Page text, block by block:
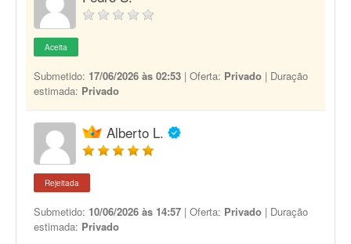
Aceita
Submetido: 17/06/2026 às 02:53 | Oferta: Privado | Duração
estimada: Privado
Alberto L.
Rejeitada
Submetido: 10/06/2026 às 14:57 | Oferta: Privado | Duração
estimada: Privado